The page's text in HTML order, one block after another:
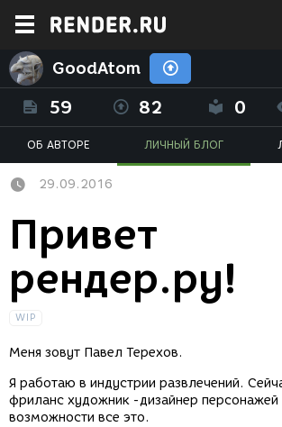
GoodAtom
59 82 0
ОБ АВТОРЕ ЛИЧНЫЙ БЛОГ
29.09.2016
Привет
рендер.ру!
WIP
Меня зовут Павел Терехов.
Я работаю в индустрии развлечений.
фриланс художник -дизайнер
возможности все это.